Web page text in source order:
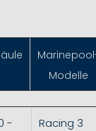
Modelle
-
Racing 3